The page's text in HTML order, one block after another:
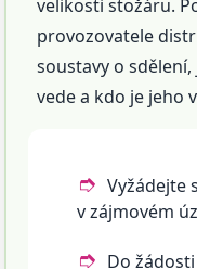
velikosti stožáru.
provozovatele
soustavy o
vede a kdo je jeho
Vyžádejte
v zájmovém
Do